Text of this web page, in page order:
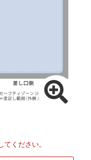
ください。